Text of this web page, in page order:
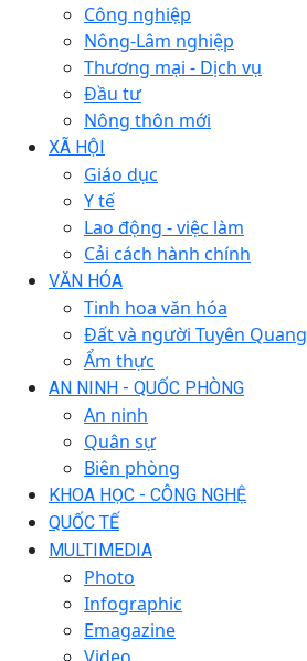
Công nghiệp
Nông-Lâm nghiệp
Thương mại - Dịch vụ
Đầu tư
Nông thôn mới
XÃ HỘI
Giáo dục
Y tế
Lao động - việc làm
Cải cách hành chính
VĂN HÓA
Tinh hoa văn hóa
Đất và người Tuyên Quang
Ẩm thực
AN NINH - QUỐC PHÒNG
An ninh
Quân sự
Biên phòng
KHOA HỌC - CÔNG NGHỆ
QUỐC TẾ
MULTIMEDIA
Photo
Infographic
Emagazine